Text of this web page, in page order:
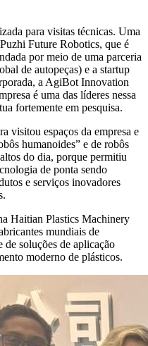
para visitas técnicas. Uma
Future Robotics, que é
por meio de uma parceria
de autopeças) e a startup
a AgiBot Innovation
é uma das líderes nessa
fortemente em pesquisa.
visitou espaços da empresa e
humanoides” e de robôs
do dia, porque permitiu
de ponta sendo
e serviços inovadores
Haitian Plastics Machinery
mundiais de
de soluções de aplicação
moderno de plásticos.